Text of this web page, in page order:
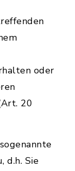
oder
20
d.h. Sie